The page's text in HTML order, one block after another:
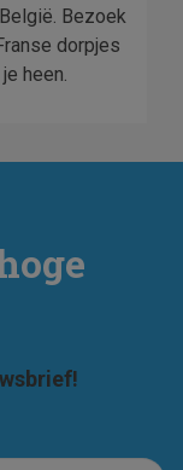
Bezoek
dorpjes
heen.